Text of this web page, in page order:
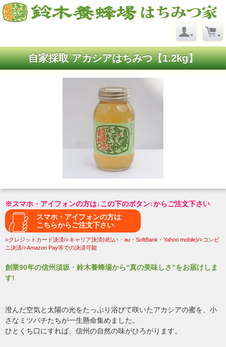
自家採取 アカシアはちみつ【1.2kg】
※スマホ・アイフォンの方は↓この下のボタン↓からご注文下さい
スマホ・アイフォンの方は
こちらからご注文下さい
○クレジットカード決済/○キャリア決済(d払い・au・SoftBank・Yahoo mobile)/○コンビ
ニ決済/○Amazon Pay等での決済可能
創業90年の信州須坂・鈴木養蜂場から“真の美味しさ”をお届けしま
す!
澄んだ空気と太陽の光をたっぷり浴びて咲いたアカシアの蜜を、小
さなミツバチたちが一生懸命集めました。
ひとくち口にすれば、信州の自然の味がひろがります。